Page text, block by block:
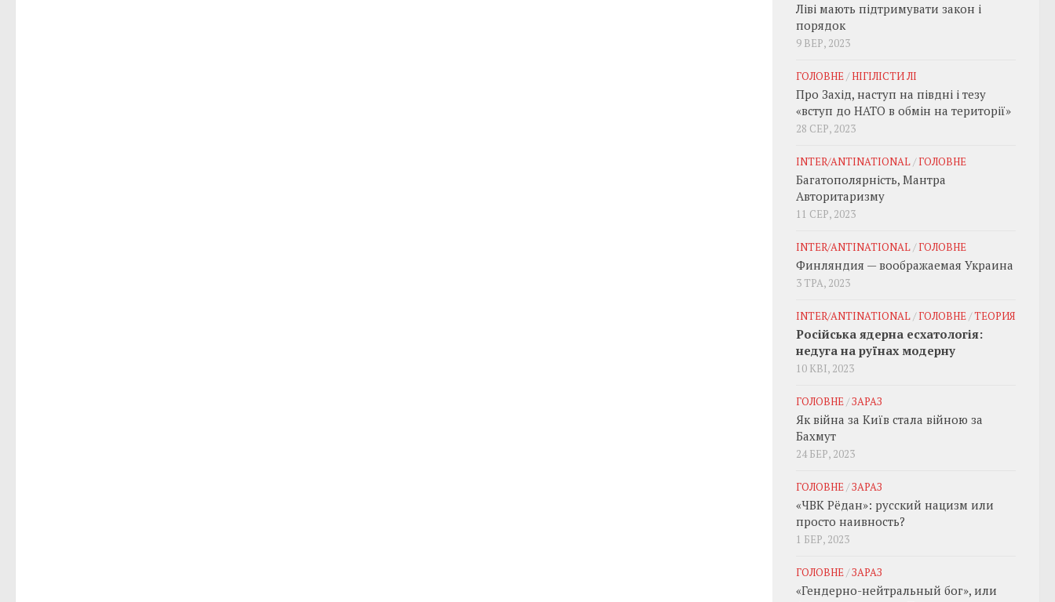
Ліві мають підтримувати закон і
порядок
9 ВЕР, 2023
ГОЛОВНЕ/НІГІЛІСТИ ЛІ
Про Захід, наступ на півдні і тезу
«вступ до НАТО в обмін на території»
28 СЕР, 2023
INTER/ANTINATIONAL/ГОЛОВНЕ
Багатополярність, Мантра
Авторитаризму
11 СЕР, 2023
INTER/ANTINATIONAL/ГОЛОВНЕ
Финляндия — воображаемая Украина
3 ТРА, 2023
INTER/ANTINATIONAL/ГОЛОВНЕ/ТЕОРИЯ
Російська ядерна есхатологія:
недуга на руїнах модерну
10 КВІ, 2023
ГОЛОВНЕ/ЗАРАЗ
Як війна за Київ стала війною за
Бахмут
24 БЕР, 2023
ГОЛОВНЕ/ЗАРАЗ
«ЧВК Рёдан»: русский нацизм или
просто наивность?
1 БЕР, 2023
ГОЛОВНЕ/ЗАРАЗ
«Гендерно-нейтральный бог», или